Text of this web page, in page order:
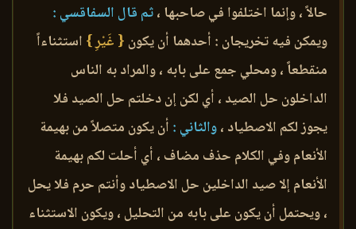
حالاً ، وإنما اختلفوا في صاحبها ،ثم قال السفاقسي :
ويمكن فيه تخريجان : أحدهما أن يكون { غَيْرِ } استثناءاً
منقطعاً ، ومحلي جمع على بابه ، والمراد به الناس
الداخلون حل الصيد ، أي لكن إن دخلتم حل الصيد فلا
يجوز لكم الاصطياد ،والثاني : أن يكون متصلاً من بهيمة
الأنعام وفي الكلام حذف مضاف ، أي أحلت لكم بهيمة
الأنعام إلا صيد الداخلين حل الاصطياد وأنتم حرم فلا يحل
، ويحتمل أن يكون على بابه من التحليل ، ويكون الاستثناء